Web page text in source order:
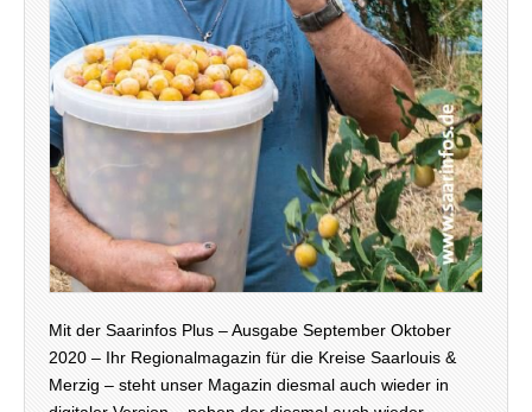
Mit der Saarinfos Plus – Ausgabe September Oktober
2020 – Ihr Regionalmagazin für die Kreise Saarlouis &
Merzig – steht unser Magazin diesmal auch wieder in